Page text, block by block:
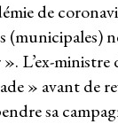
de
(municipales)
L’ex-ministre
» avant de
sa